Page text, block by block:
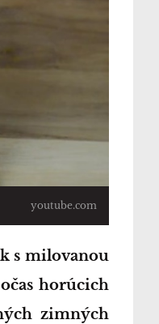
youtube.com
horúcich
zimných